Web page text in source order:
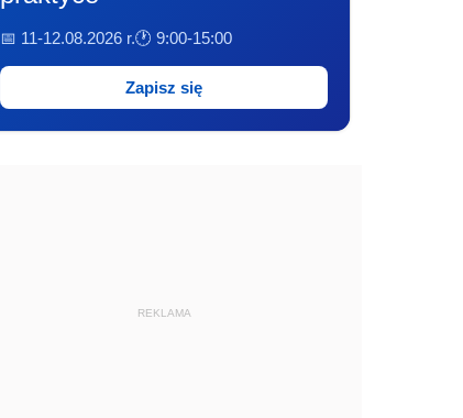
📅 11-12.08.2026 r.🕐 9:00-15:00
Zapisz się
REKLAMA